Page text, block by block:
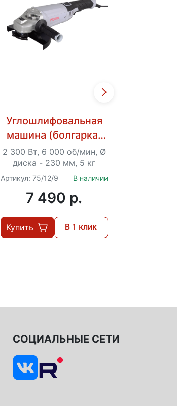
Углошлифовальная
машина (болгарка)
Ресанта
УШМ-230/2300
2 300 Вт, 6 000 об/мин, Ø
диска - 230 мм, 5 кг
Артикул: 75/12/9 В наличии
7 490 p.
Купить В 1 клик
СОЦИАЛЬНЫЕ СЕТИ